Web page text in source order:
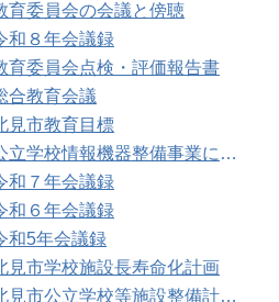
育委員会の会議と傍聴
和８年会議録
育委員会点検・評価報告書
合教育会議
見市教育目標
学校情報機器整備事業に係る各種計画の策定
和７年会議録
和６年会議録
和5年会議録
見市学校施設長寿命化計画
見市公立学校等施設整備計画のお知らせ